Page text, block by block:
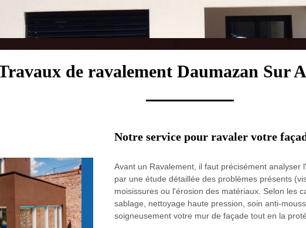
de ravalement Daumazan Sur
Notre service pour ravaler votre
Avant un Ravalement, il faut précisément
par une étude détaillée des problèmes présents
moisissures ou l'érosion des matériaux. Selon les
sablage, nettoyage haute pression, soin anti-
soigneusement votre mur de façade tout en la